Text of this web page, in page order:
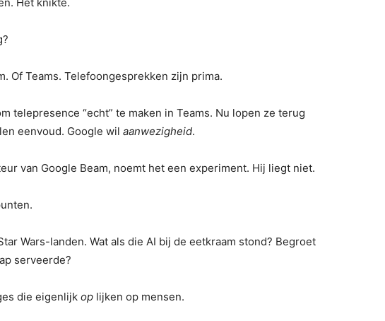
Of Teams. Telefoongesprekken zijn prima.
telepresence “echt” te maken in Teams. Nu lopen ze terug
eenvoud. Google wil aanwezigheid.
van Google Beam, noemt het een experiment. Hij liegt niet.
Wars-landen. Wat als die AI bij de eetkraam stond? Begroet
serveerde?
die eigenlijk op lijken op mensen.